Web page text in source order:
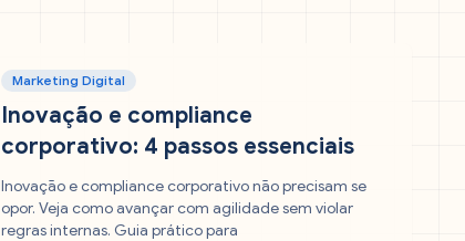
Marketing Digital
Inovação e compliance
corporativo: 4 passos essenciais
Inovação e compliance corporativo não precisam se
opor. Veja como avançar com agilidade sem violar
regras internas. Guia prático para